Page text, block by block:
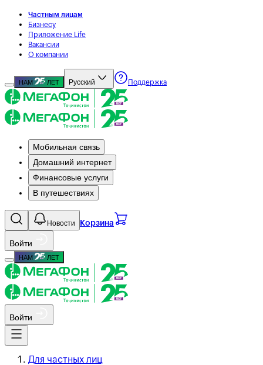
Частным лицам
Бизнесу
Приложение Life
Вакансии
О компании
НАМ ЛЕТ Русский Поддержка
Мобильная связь
Домашний интернет
Финансовые услуги
В путешествиях
Новости Корзина
Войти
НАМ ЛЕТ
Войти
Для частных лиц